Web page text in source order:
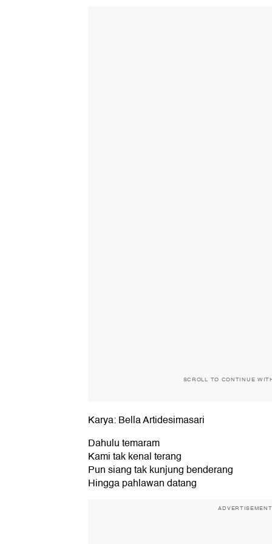
SCROLL TO CONTINUE
Karya: Bella Artidesimasari
Dahulu temaram
Kami tak kenal terang
Pun siang tak kunjung benderang
Hingga pahlawan datang
ADVERTISEMENT